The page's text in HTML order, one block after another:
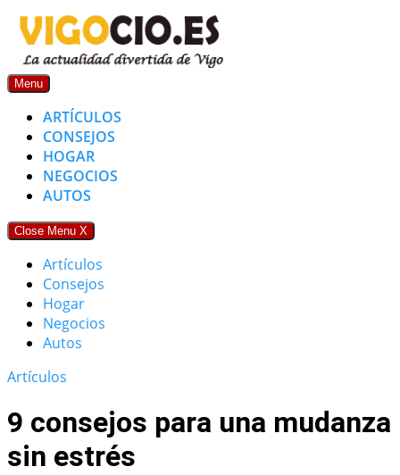
Skip
content
Menu
ARTÍCULOS
CONSEJOS
HOGAR
NEGOCIOS
AUTOS
Close Menu X
Artículos
Consejos
Hogar
Negocios
Autos
Artículos
9 consejos para una mudanza
sin estrés